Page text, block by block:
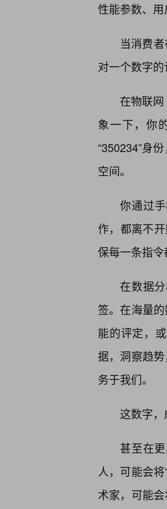
性能参数、用
当消费
对一个数字
在物联网
象一下，你
“350234”身
空间。
你通过
作，都离不
保每一条指令
在数据
签。在海量
能的评定，
据，洞察趋
务于我们。
这数字
甚至在
人，可能会
术家，可能